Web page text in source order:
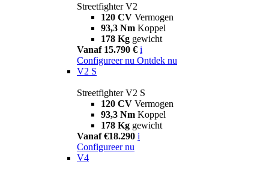
Streetfighter V2
120 CV Vermogen
93,3 Nm Koppel
178 Kg gewicht
Vanaf 15.790 € i
Configureer nu Ontdek nu
V2 S
Streetfighter V2 S
120 CV Vermogen
93,3 Nm Koppel
178 Kg gewicht
Vanaf €18.290 i
Configureer nu
V4